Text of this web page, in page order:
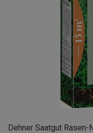
Dehner Saatgut Rasen-